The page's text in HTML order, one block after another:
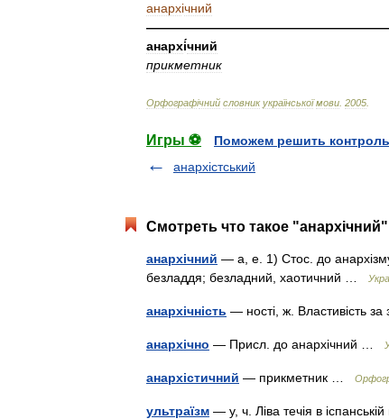
анархічний
анархі́чний
прикметник
Орфографічний словник української мови 2005
Игры ⚽
Поможем решить
анархістський
Смотреть что такое
анархічний — а, е. 1) Стос. до
безладдя; безладний, хаотичний …
анархічність — ності, ж. Властивість
анархічно — Присл. до анархічний …
анархістичний — прикметник …
ультраїзм — у, ч. Ліва течія в